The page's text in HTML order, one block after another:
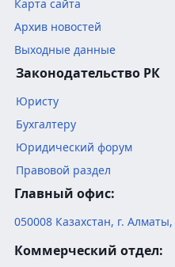
Карта сайта
Архив новостей
Выходные данные
Законодательство РК
Юристу
Бухгалтеру
Юридический форум
Правовой раздел
Главный офис:
050008 Казахстан, г. Алматы,
Коммерческий отдел: